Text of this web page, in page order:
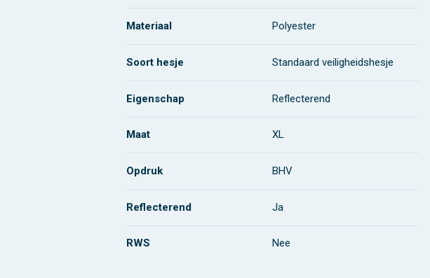
Materiaal Polyester
Soort hesje Standaard veiligheidshesje
Eigenschap Reflecterend
Maat XL
Opdruk BHV
Reflecterend Ja
RWS Nee